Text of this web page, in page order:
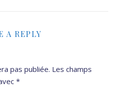
A REPLY
pas publiée. Les champs
*